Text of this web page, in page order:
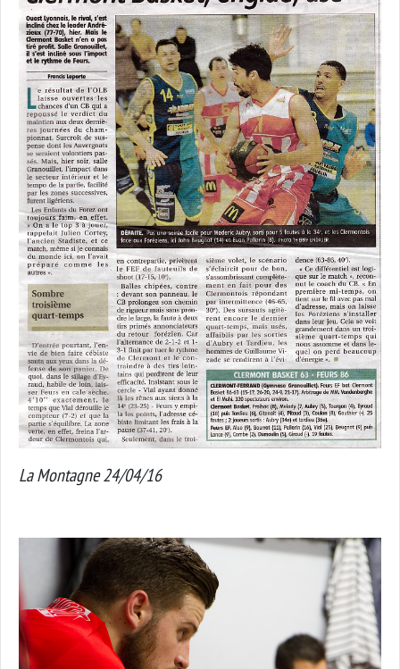
La Montagne 24/04/16